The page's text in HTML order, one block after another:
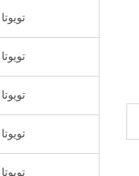
تويوتا
تويوتا
تويوتا
تويوتا
تويوتا